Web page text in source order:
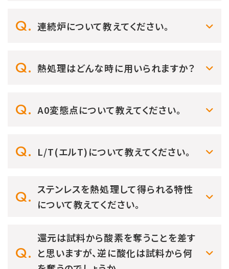
連続炉について教えてください。
熱処理はどんな時に用いられますか？
A0変態点について教えてください。
L/T(エルT)について教えてください。
ステンレスを熱処理して得られる特性
について教えてください。
還元は試料から酸素を奪うことを差す
と思いますが、逆に酸化は試料から何